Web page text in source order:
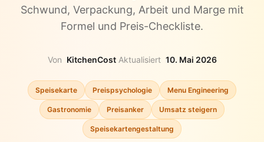
Schwund, Verpackung, Arbeit und Marge mit
Formel und Preis-Checkliste.
Von KitchenCost· Aktualisiert 10. Mai 2026
Speisekarte Preispsychologie Menu Engineering
Gastronomie Preisanker Umsatz steigern
Speisekartengestaltung